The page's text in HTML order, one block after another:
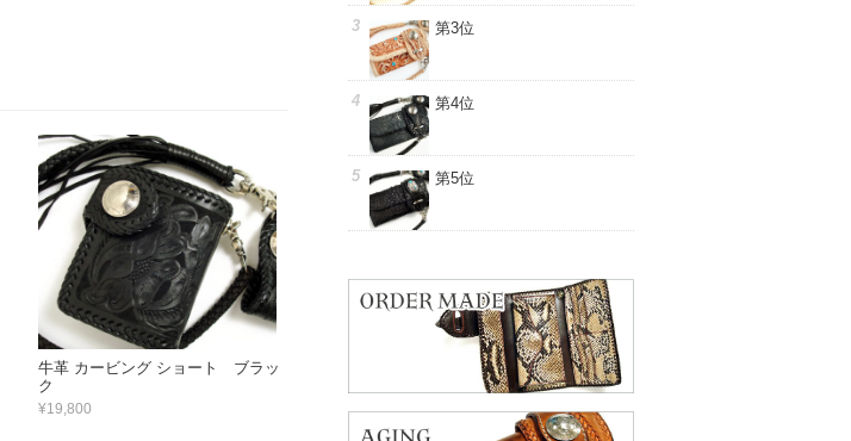
牛革 カービング ショート ブラッ
ク
¥19,800
第3位
第4位
第5位